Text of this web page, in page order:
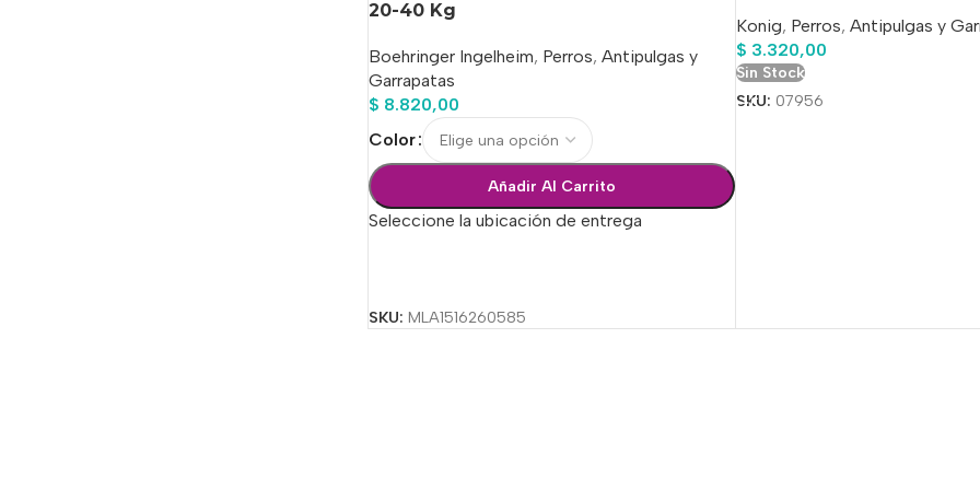
20-40 Kg
Boehringer Ingelheim, Perros, Antipulgas y
Garrapatas
$ 8.820,00
Color
Añadir Al Carrito
Seleccione la ubicación de entrega
SKU: MLA1516260585
Konig, Perros, Antipulgas y
$ 3.320,00
Sin Stock
SKU: 07956